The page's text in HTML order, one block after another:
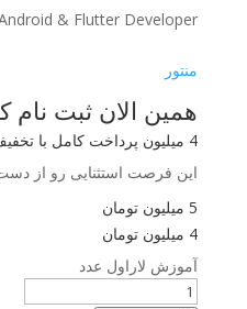
& Flutter Developer
منتور
همین الان ثبت نام
4 میلیون پرداخت کامل با تخفیف ویژه
این فرصت استثنایی رو از
5 میلیون تومان
4 میلیون تومان
آموزش لاراول عدد